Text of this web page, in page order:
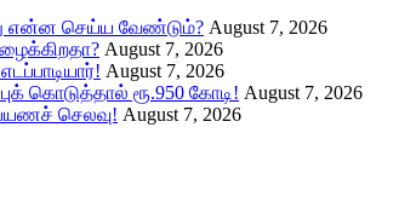
என்ன செய்ய வேண்டும்? August 7, 2026
August 7, 2026
August 7, 2026
கொடுத்தால் ரூ.950 கோடி! August 7, 2026
செலவு! August 7, 2026